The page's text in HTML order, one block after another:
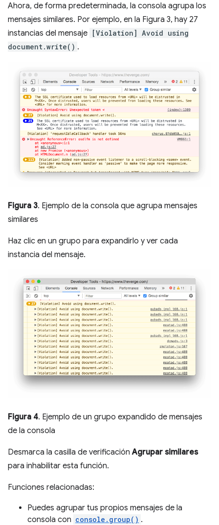
Ahora, de forma predeterminada, la consola agrupa los
mensajes similares. Por ejemplo, en la Figura 3, hay 27
instancias del mensaje [Violation] Avoid using
document.write() .
Figura 3. Ejemplo de la consola que agrupa mensajes
similares
Haz clic en un grupo para expandirlo y ver cada
instancia del mensaje.
Figura 4. Ejemplo de un grupo expandido de mensajes
de la consola
Desmarca la casilla de verificaciónAgrupar similares
para inhabilitar esta función.
Funciones relacionadas:
Puedes agrupar tus propios mensajes de la
consola con console.group() .